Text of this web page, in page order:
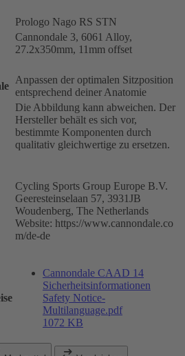
Prologo Nago RS STN
Cannondale 3, 6061 Alloy,
27.2x350mm, 11mm offset
Anpassen der optimalen Sitzposition
entsprechend deiner Anatomie
Die Abbildung kann abweichen. Der
Hersteller behält es sich vor,
bestimmte Komponenten durch
qualitativ gleichwertige zu ersetzen.
Cycling Sports Group Europe B.V.
Geeresteinselaan 57, 3931JB
Woudenberg, The Netherlands
Website: https://www.cannondale.co
m/de-de
Cannondale CAAD 14
Sicherheitsinformationen
Safety Notice-
Multilanguage.pdf
1072 KB